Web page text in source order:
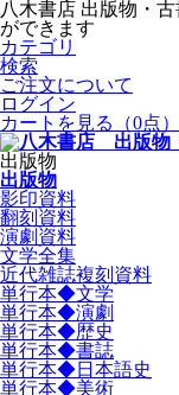
八木書店 出版物・
ができます
カテゴリ
検索
ご注文について
ログイン
カートを見る
（0点）
出版物
出版物
影印資料
翻刻資料
演劇資料
文学全集
近代雑誌複刻資料
単行本◆文学
単行本◆演劇
単行本◆歴史
単行本◆書誌
単行本◆日本語史
単行本◆美術